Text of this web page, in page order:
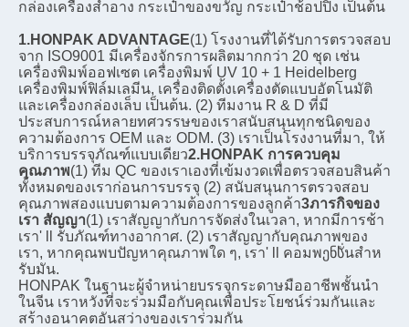
กล่องเครื่องสําอาง กระเป๋าของขวัญ กระเป๋าช้อปปิ้ง เป็นต้น
1.HONPAK ADVANTAGE(1) โรงงานที่ได้รับการตรวจสอบ
จาก ISO9001 มีเครื่องจักรการผลิตมากกว่า 20 ชุด เช่น
เครื่องพิมพ์ออฟเซต เครื่องพิมพ์ UV 10 + 1 Heidelberg
เครื่องพิมพ์ฟิล์มเลมีน, เครื่องติดตั้งเครื่องตัดแบบอัตโนมัติ
และเครื่องกล่องเล็บ เป็นต้น. (2) ทีมงาน R & D ที่มี
ประสบการณ์หลายทศวรรษของเราสนับสนุนทุกชนิดของ
ความต้องการ OEM และ ODM. (3) เราเป็นโรงงานที่มา, ให้
บริการบรรจุภัณฑ์แบบเดียว2.HONPAK การควบคุม
คุณภาพ(1) ทีม QC ของเราเองที่เข้มงวดเพื่อตรวจสอบสินค้า
ทั้งหมดของเราก่อนการบรรจุ (2) สนับสนุนการตรวจสอบ
คุณภาพสองแบบตามความต้องการของลูกค้า3ภารกิจของ
เรา สัญญา(1) เราสัญญากับการจัดส่งในเวลา, หากมีการช้า
เรา' ll รับภัณฑ์ทางอากาศ. (2) เราสัญญากับคุณภาพของ
เรา, หากคุณพบปัญหาคุณภาพใด ๆ, เรา' ll คอมพენსั่นสําห
รับมัน.
HONPAK ในฐานะผู้จําหน่ายบรรจุกระดาษมืออาชีพชั้นนํา
ในจีน เราหวังที่จะร่วมมือกับคุณเพื่อประโยชน์ร่วมกันและ
สร้างอนาคตอันสว่างของเราร่วมกัน